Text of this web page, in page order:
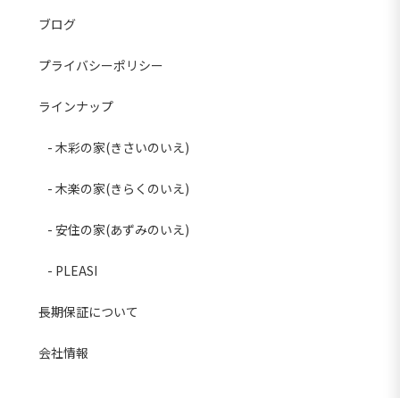
ブログ
プライバシーポリシー
ラインナップ
木彩の家(きさいのいえ)
木楽の家(きらくのいえ)
安住の家(あずみのいえ)
PLEASI
長期保証について
会社情報